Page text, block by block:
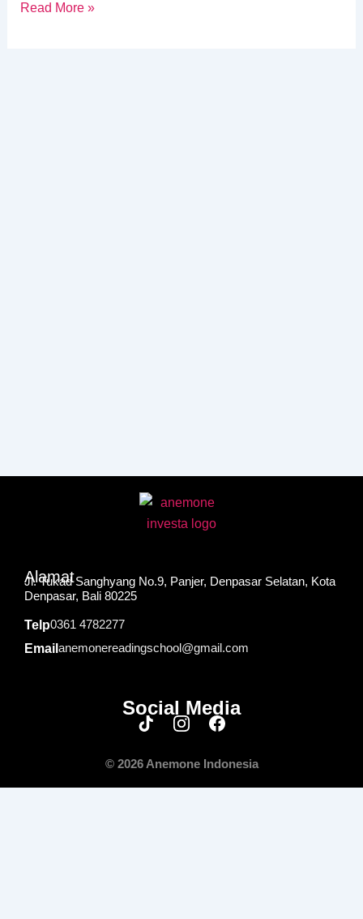
Read More »
Alamat
Jl. Tukad Sanghyang No.9, Panjer, Denpasar Selatan, Kota
Denpasar, Bali 80225
Telp0361 4782277
Email anemonereadingschool@gmail.com
Social Media
© 2026 Anemone Indonesia